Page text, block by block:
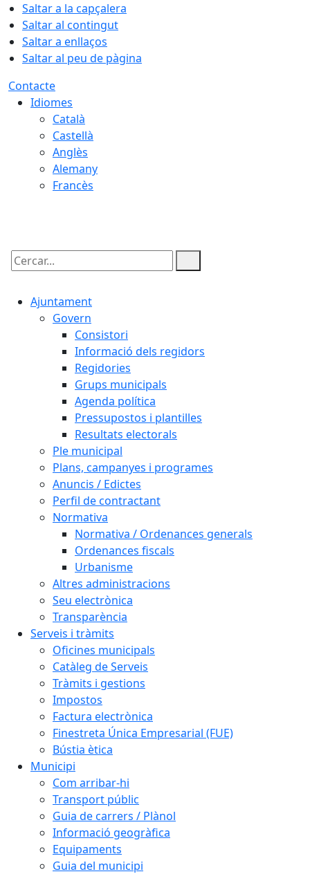
Saltar a la capçalera
Saltar al contingut
Saltar a enllaços
Saltar al peu de pàgina
Contacte
Idiomes
Català
Castellà
Anglès
Alemany
Francès
Cercar:
Ajuntament
Govern
Consistori
Informació dels regidors
Regidories
Grups municipals
Agenda política
Pressupostos i plantilles
Resultats electorals
Ple municipal
Plans, campanyes i programes
Anuncis / Edictes
Perfil de contractant
Normativa
Normativa / Ordenances generals
Ordenances fiscals
Urbanisme
Altres administracions
Seu electrònica
Transparència
Serveis i tràmits
Oficines municipals
Catàleg de Serveis
Tràmits i gestions
Impostos
Factura electrònica
Finestreta Única Empresarial (FUE)
Bústia ètica
Municipi
Com arribar-hi
Transport públic
Guia de carrers / Plànol
Informació geogràfica
Equipaments
Guia del municipi